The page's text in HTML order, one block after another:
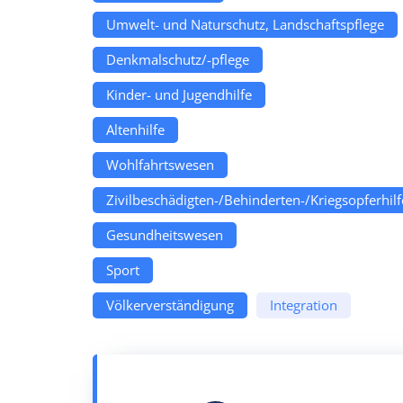
Umwelt- und Naturschutz, Landschaftspflege
Denkmalschutz/-pflege
Kinder- und Jugendhilfe
Altenhilfe
Wohlfahrtswesen
Zivilbeschädigten-/Behinderten-/
Gesundheitswesen
Sport
Völkerverständigung
Integration